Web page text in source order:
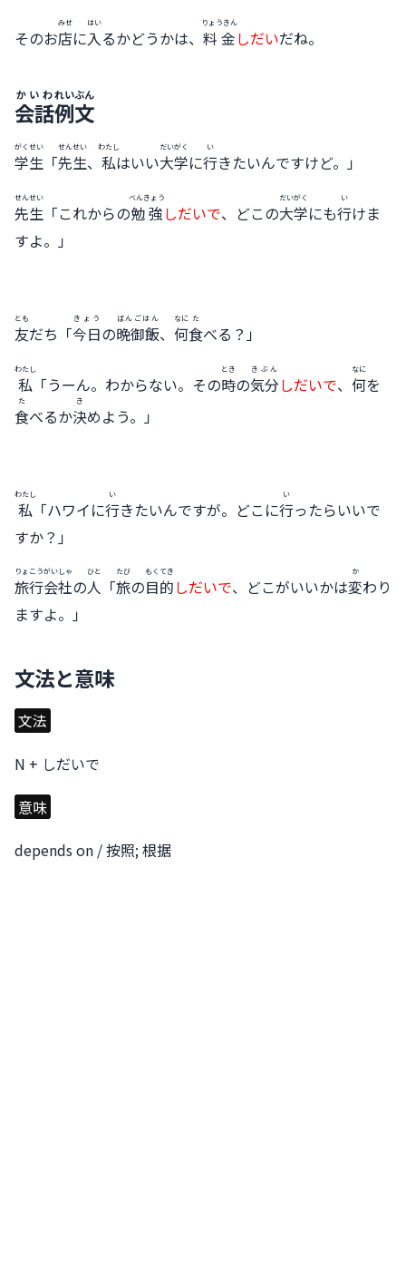
そのお店
みせ
に入
はい
るかどうかは、 料金
りょうきん
しだいだね。
会話
かいわ
例文
れいぶん
学生
がくせい
「先生
せんせい
、 私
わたし
はいい大学
だいがく
に行
い
きたいんですけど。」
先生
せんせい
「これからの勉強
べんきょう
しだいで、どこの大学
だいがく
にも行
い
けま
すよ。」
友
とも
だち「今日
きょう
の晩御飯
ばんごはん
、 何
なに
食
た
べる？」
私
わたし
「うーん。わからない。その時
とき
の気分
きぶん
しだいで、 何
なに
を
食
た
べるか決
き
めよう。」
私
わたし
「ハワイに行
い
きたいんですが。どこに行
い
ったらいいで
すか？」
旅行会社
りょこうがいしゃ
の人
ひと
「旅
たび
の目的
もくてき
しだいで、どこがいいかは変
か
わり
ますよ。」
文法と意味
文法
N + しだいで
意味
depends on / 按照; 根据